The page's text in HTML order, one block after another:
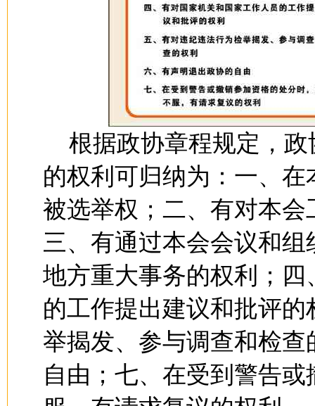
根据政协章程规定，
的权利可归纳为：一、
被选举权；二、有对本
三、有通过本会会议和
地方重大事务的权利；
的工作提出建议和批评
举揭发、参与调查和检
自由；七、在受到警告